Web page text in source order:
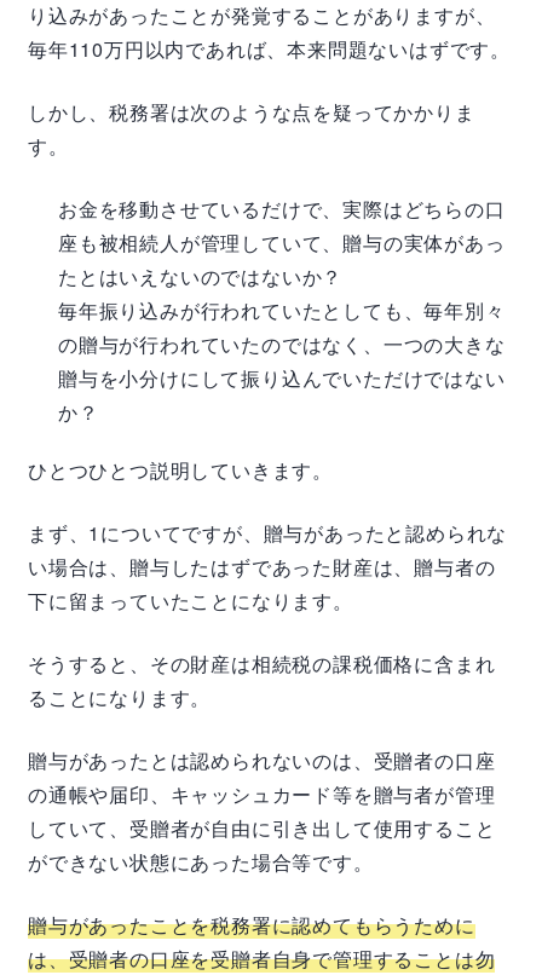
り込みがあったことが発覚することがありますが、
毎年110万円以内であれば、本来問題ないはずです。
しかし、税務署は次のような点を疑ってかかりま
す。
お金を移動させているだけで、実際はどちらの口
座も被相続人が管理していて、贈与の実体があっ
たとはいえないのではないか？
毎年振り込みが行われていたとしても、毎年別々
の贈与が行われていたのではなく、一つの大きな
贈与を小分けにして振り込んでいただけではない
か？
ひとつひとつ説明していきます。
まず、1についてですが、贈与があったと認められな
い場合は、贈与したはずであった財産は、贈与者の
下に留まっていたことになります。
そうすると、その財産は相続税の課税価格に含まれ
ることになります。
贈与があったとは認められないのは、受贈者の口座
の通帳や届印、キャッシュカード等を贈与者が管理
していて、受贈者が自由に引き出して使用すること
ができない状態にあった場合等です。
贈与があったことを税務署に認めてもらうために
は、受贈者の口座を受贈者自身で管理することは勿